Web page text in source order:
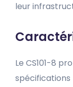
leur
Le CS101-8
spécifications